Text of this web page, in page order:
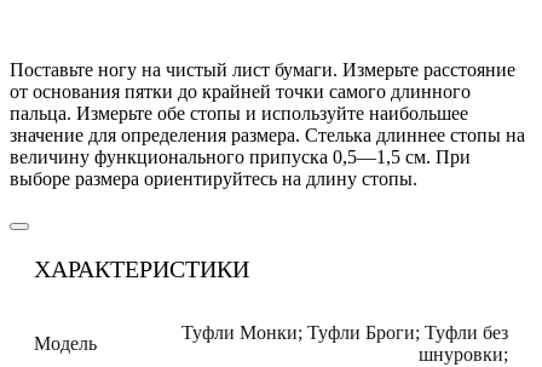
Поставьте ногу на чистый лист бумаги. Измерьте расстояние
от основания пятки до крайней точки самого длинного
пальца. Измерьте обе стопы и используйте наибольшее
значение для определения размера. Стелька длиннее стопы на
величину функционального припуска 0,5—1,5 см. При
выборе размера ориентируйтесь на длину стопы.
ХАРАКТЕРИСТИКИ
Модель
Туфли Монки; Туфли Броги; Туфли без
шнуровки;